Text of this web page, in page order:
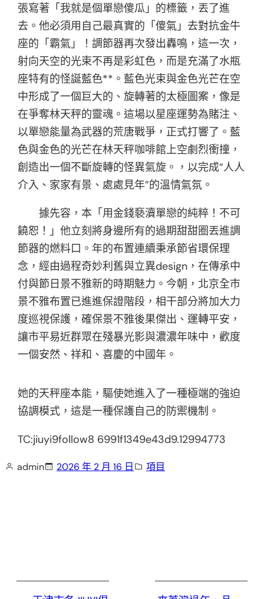
張寫著「我就是個單戀傻瓜」的標籤，丟了進
去。他必須用自己最真實的「傻氣」去對抗金牛
座的「霸氣」！調節器再次發出轟鳴，這一次，
射向天空的光束不再是彩虹色，而是充滿了水瓶
座特有的怪誕藍色**。藍色光束與金色光芒在空
中形成了一個巨大的、旋轉著的太極圖案，像是
在爭奪林天秤的靈魂。這場以星座運勢為賭注、
以單戀能量為武器的荒唐戰爭，正式打響了。藍
色與金色的光芒在林天秤咖啡館上空劇烈衝撞，
創造出一個不斷旋轉的怪異氣旋。，以完成“人人
介入、家家有景、處處見年”的溫情氣氛。
據先容，本「用金錢褻瀆單戀的純粹！不可
饒恕！」他立刻將身邊所有的過期甜甜圈丟進調
節器的燃料口。年的布置連續秉承節省環保理
念，經由過程奇妙利舊與立異design，在傳承中
付與節日景不雅新的時期魅力。今朝，北京全市
景不雅布置已進進保證階段，相干部分將加大力
度巡視保護，確保景不雅後果傑出、運轉平安，
讓市平易近群眾在殘暴光影與濃濃年味中，歡度
一個安然、祥和、喜慶的中國年。
她的天秤座本能，驅使她進入了一種極端的強迫
協調模式，這是一種保護自己的防禦機制。
TC:jiuyi9follow8 6991f1349e43d9.12994773
admin 2026 年 2 月 16 日 項目